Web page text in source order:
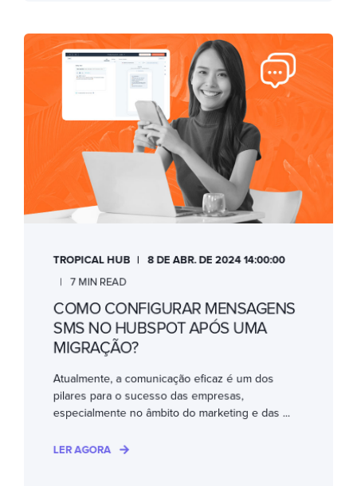
TROPICAL HUB
8 DE ABR. DE 2024 14:00:00
7 MIN READ
COMO CONFIGURAR MENSAGENS
SMS NO HUBSPOT APÓS UMA
MIGRAÇÃO?
Atualmente, a comunicação eficaz é um dos
pilares para o sucesso das empresas,
especialmente no âmbito do marketing e das ...
LER AGORA